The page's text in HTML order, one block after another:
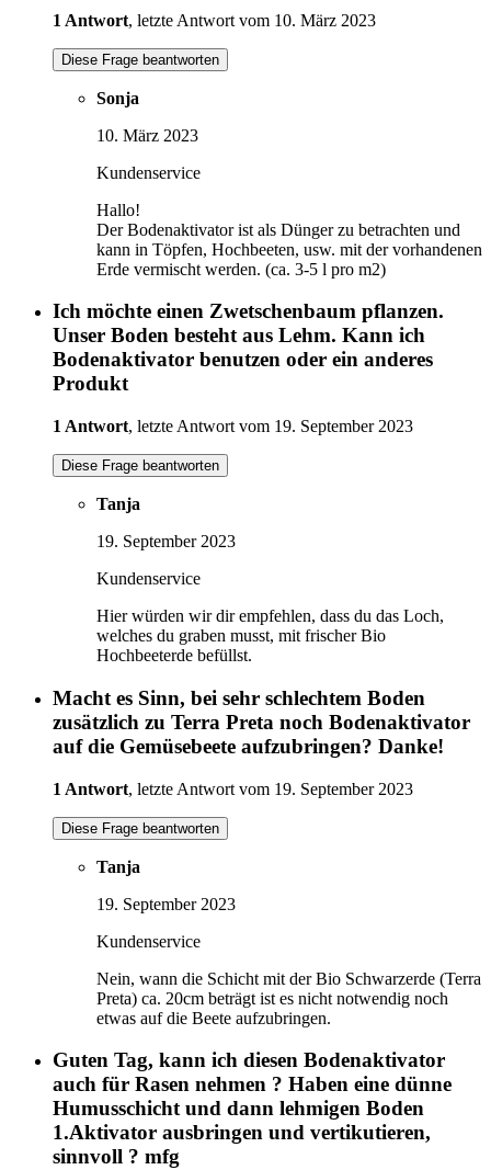
1 Antwort, letzte Antwort vom 10. März 2023
Diese Frage beantworten
Sonja
10. März 2023
Kundenservice
Hallo!
Der Bodenaktivator ist als Dünger zu betrachten und
kann in Töpfen, Hochbeeten, usw. mit der vorhandenen
Erde vermischt werden. (ca. 3-5 l pro m2)
Ich möchte einen Zwetschenbaum pflanzen.
Unser Boden besteht aus Lehm. Kann ich
Bodenaktivator benutzen oder ein anderes
Produkt
1 Antwort, letzte Antwort vom 19. September 2023
Diese Frage beantworten
Tanja
19. September 2023
Kundenservice
Hier würden wir dir empfehlen, dass du das Loch,
welches du graben musst, mit frischer Bio
Hochbeeterde befüllst.
Macht es Sinn, bei sehr schlechtem Boden
zusätzlich zu Terra Preta noch Bodenaktivator
auf die Gemüsebeete aufzubringen? Danke!
1 Antwort, letzte Antwort vom 19. September 2023
Diese Frage beantworten
Tanja
19. September 2023
Kundenservice
Nein, wann die Schicht mit der Bio Schwarzerde (Terra
Preta) ca. 20cm beträgt ist es nicht notwendig noch
etwas auf die Beete aufzubringen.
Guten Tag, kann ich diesen Bodenaktivator
auch für Rasen nehmen ? Haben eine dünne
Humusschicht und dann lehmigen Boden
1.Aktivator ausbringen und vertikutieren,
sinnvoll ? mfg